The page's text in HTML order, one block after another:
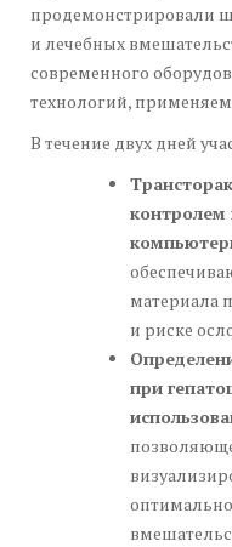
продемонстрировали
и лечебных
современного
технологий,
В течение двух дней
контролем
материала
и риске
при